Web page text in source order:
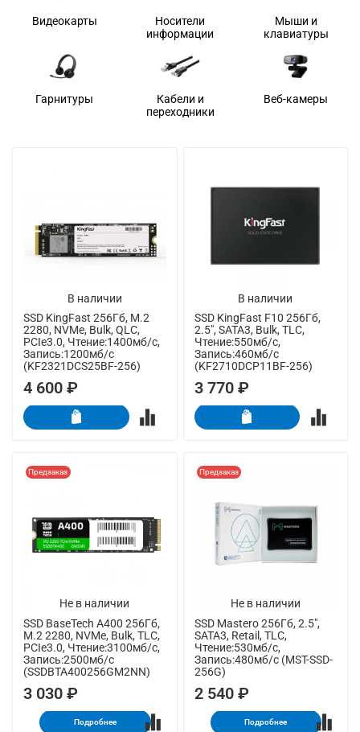
Видеокарты
Носители
информации
Мыши и
клавиатуры
Гарнитуры
Кабели и
переходники
Веб-камеры
В наличии
SSD KingFast 256Гб, M.2
2280, NVMe, Bulk, QLC,
PCIe3.0, Чтение:1400мб/с,
Запись:1200мб/с
(KF2321DCS25BF-256)
4 600 ₽
В наличии
SSD KingFast F10 256Гб,
2.5", SATA3, Bulk, TLC,
Чтение:550мб/с,
Запись:460мб/с
(KF2710DCP11BF-256)
3 770 ₽
Не в наличии
Предзаказ
SSD BaseTech A400 256Гб,
M.2 2280, NVMe, Bulk, TLC,
PCIe3.0, Чтение:3100мб/с,
Запись:2500мб/с
(SSDBTA400256GM2NN)
3 030 ₽
Подробнее
Не в наличии
Предзаказ
SSD Mastero 256Гб, 2.5",
SATA3, Retail, TLC,
Чтение:530мб/с,
Запись:480мб/с (MST-SSD-
256G)
2 540 ₽
Подробнее